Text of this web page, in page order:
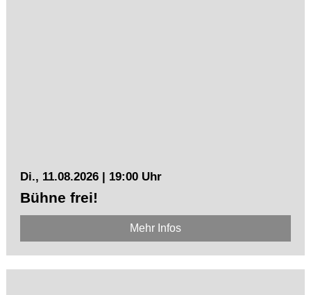
Di., 11.08.2026 | 19:00 Uhr
Bühne frei!
Mehr Infos